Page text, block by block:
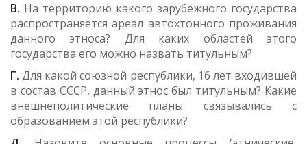
В. На территорию какого зарубежного государства
распространяется ареал автохтонного проживания
данного этноса? Для каких областей этого
государства его можно назвать титульным?
Г. Для какой союзной республики, 16 лет входившей
в состав СССР, данный этнос был титульным? Какие
внешнеполитические планы связывались с
образованием этой республики?